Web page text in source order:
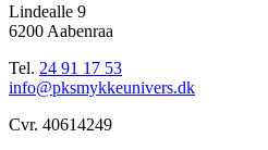
Lindealle 9
6200 Aabenraa
Tel. 24 91 17 53
info@pksmykkeunivers.dk
Cvr. 40614249